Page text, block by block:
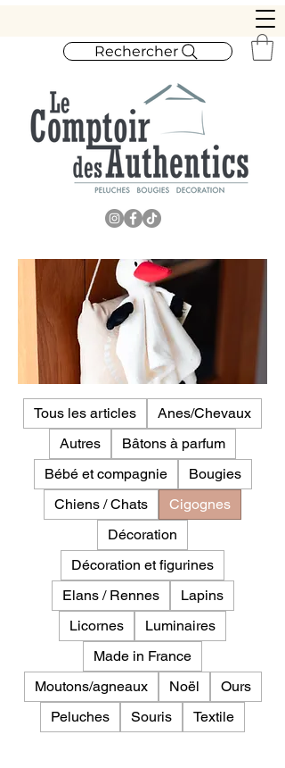
Rechercher
Tous les articles
Anes/Chevaux
Autres
Bâtons à parfum
Bébé et compagnie
Bougies
Chiens / Chats
Cigognes
Décoration
Décoration et figurines
Elans / Rennes
Lapins
Licornes
Luminaires
Made in France
Moutons/agneaux
Noël
Ours
Peluches
Souris Textile